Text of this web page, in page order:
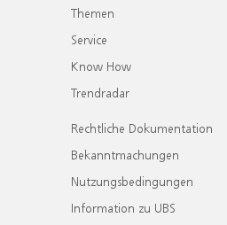
Themen
Service
Know How
Trendradar
Rechtliche Dokumentation
Bekanntmachungen
Nutzungsbedingungen
Information zu UBS